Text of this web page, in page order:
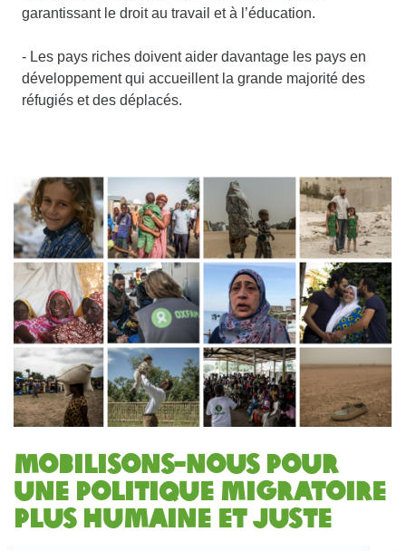
Mobilisons-nous pour
une politique migratoire
plus humaine et juste
garantissant le droit au travail et à l’éducation.
- Les pays riches doivent aider davantage les pays en
développement qui accueillent la grande majorité des
réfugiés et des déplacés.